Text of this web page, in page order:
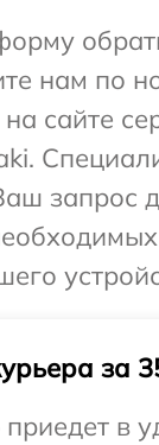
нам по
сайте
запрос
за
в